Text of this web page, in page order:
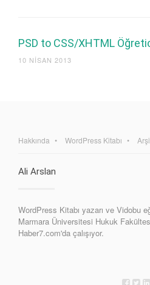
PSD to CSS/XHTML
10 NISAN 2013
Hakkında WordPress Kitabı
Ali Arslan
WordPress Kitabı yazarı ve Vidobu
Marmara Üniversitesi Hukuk
Haber7.com'da çalışıyor.